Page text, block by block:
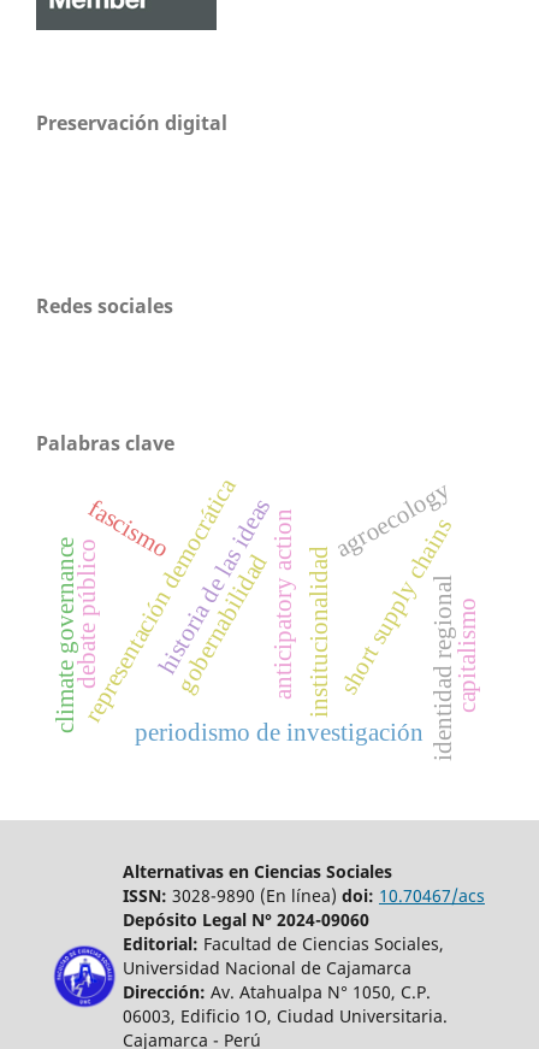
Preservación digital
Redes sociales
Palabras clave
institucionalidad
gobernabilidad
representación democrática
periodismo de investigación
anticipatory action
climate governance
agroecology
short supply chains
identidad regional
historia de las ideas capitalismo
debate público
fascismo
Alternativas en Ciencias Sociales
ISSN: 3028-9890 (En línea) doi: 10.70467/acs
Depósito Legal N° 2024-09060
Editorial: Facultad de Ciencias Sociales,
Universidad Nacional de Cajamarca
Dirección: Av. Atahualpa N° 1050, C.P.
06003, Edificio 1O, Ciudad Universitaria.
Cajamarca - Perú